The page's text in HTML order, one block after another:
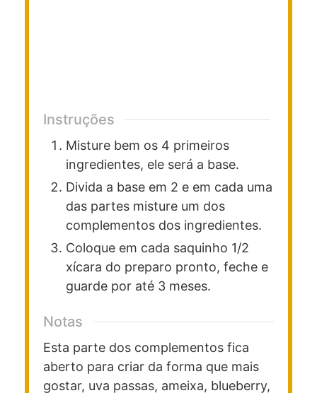
Instruções
Misture bem os 4 primeiros
ingredientes, ele será a base.
Divida a base em 2 e em cada uma
das partes misture um dos
complementos dos ingredientes.
Coloque em cada saquinho 1/2
xícara do preparo pronto, feche e
guarde por até 3 meses.
Notas
Esta parte dos complementos fica
aberto para criar da forma que mais
gostar, uva passas, ameixa, blueberry,